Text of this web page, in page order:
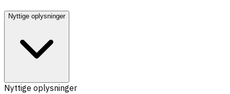
Nyttige oplysninger
Nyttige oplysninger